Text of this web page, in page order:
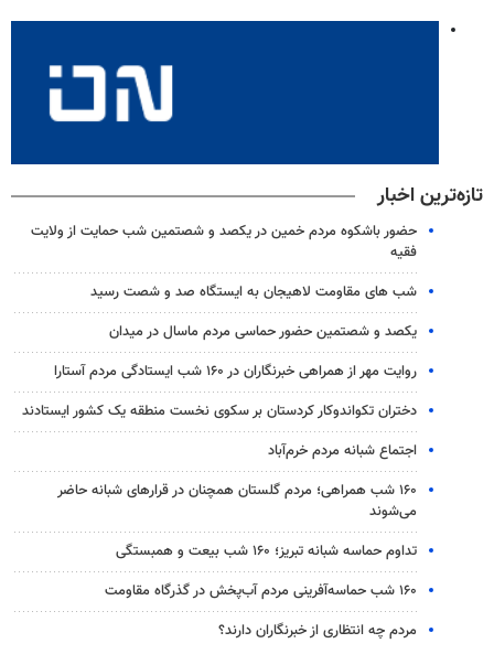
تازه‌ترین اخبار
حضور باشکوه مردم خمین در یکصد و شصتمین شب حمایت از ولایت
فقیه
شب های مقاومت لاهیجان به ایستگاه صد و شصت رسید
یکصد و شصتمین حضور حماسی مردم ماسال در میدان
روایت مهر از همراهی خبرنگاران در ۱۶۰ شب ایستادگی مردم آستارا
دختران تکواندوکار کردستان بر سکوی نخست منطقه یک کشور ایستادند
اجتماع شبانه مردم خرم‌آباد
۱۶۰ شب همراهی؛ مردم گلستان همچنان در قرارهای شبانه حاضر
می‌شوند
تداوم حماسه شبانه تبریز؛ ۱۶۰ شب بیعت و همبستگی
۱۶۰ شب حماسه‌آفرینی مردم آب‌پخش در گذرگاه مقاومت
مردم چه انتظاری از خبرنگاران دارند؟